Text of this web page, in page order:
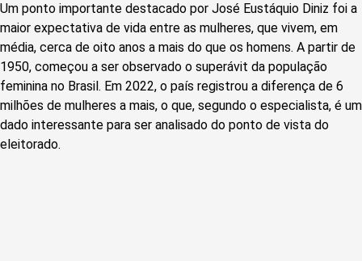
Um ponto importante destacado por José Eustáquio Diniz foi a
maior expectativa de vida entre as mulheres, que vivem, em
média, cerca de oito anos a mais do que os homens. A partir de
1950, começou a ser observado o superávit da população
feminina no Brasil. Em 2022, o país registrou a diferença de 6
milhões de mulheres a mais, o que, segundo o especialista, é um
dado interessante para ser analisado do ponto de vista do
eleitorado.